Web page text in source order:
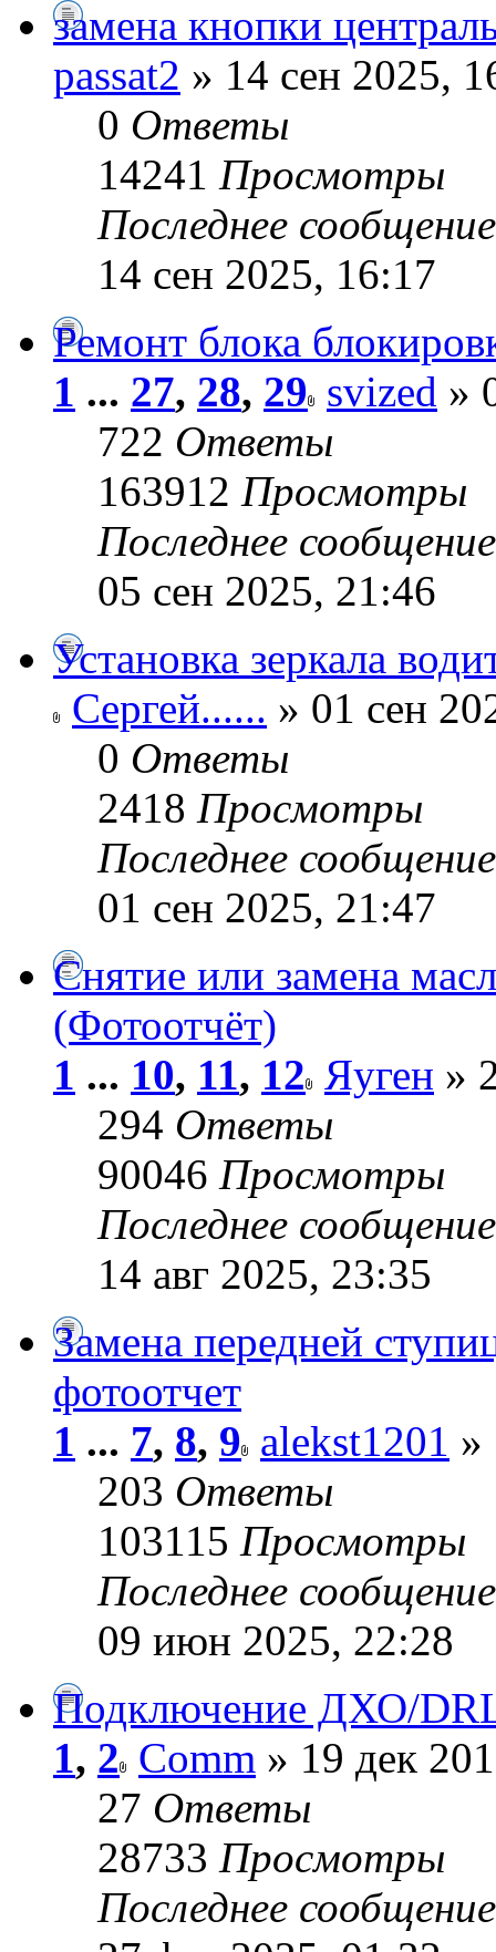
замена кнопки
passat2 » 14 сен 2025,
0 Ответы
14241 Просмотры
Последнее
14 сен 2025, 16:17
Ремонт блока
1 ... 27, 28, 29 svized »
722 Ответы
163912 Просмотры
Последнее
05 сен 2025, 21:46
Установка зеркала
Сергей...... » 01 сен
0 Ответы
2418 Просмотры
Последнее
01 сен 2025, 21:47
Снятие или замена
(Фотоотчёт)
1 ... 10, 11, 12 Яуген »
294 Ответы
90046 Просмотры
Последнее
14 авг 2025, 23:35
Замена передней
фотоотчет
1 ... 7, 8, 9 alekst1201 »
203 Ответы
103115 Просмотры
Последнее
09 июн 2025, 22:28
Подключение ДХО/
1, 2 Comm » 19 дек
27 Ответы
28733 Просмотры
Последнее